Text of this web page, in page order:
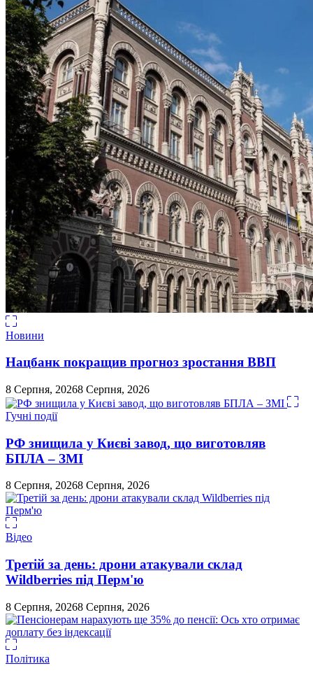
Новини
Нацбанк покращив прогноз зростання ВВП
8 Серпня, 20268 Серпня, 2026
Гучні події
РФ знищила у Києві завод, що виготовляв
БПЛА – ЗМІ
8 Серпня, 20268 Серпня, 2026
Відео
Третій за день: дрони атакували склад
Wildberries під Перм'ю
8 Серпня, 20268 Серпня, 2026
Політика